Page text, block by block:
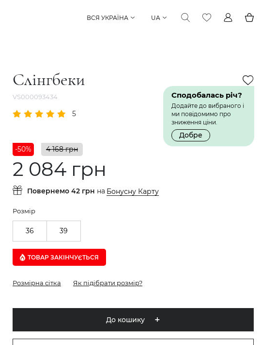
ВСЯ УКРАЇНА UA
Слінгбеки
VS000093434 Сподобалась річ?
Додайте до вибраного і
ми повідомимо про
зниження ціни.
Добре
5 1 Відгук
-50% 4 168 грн
2 084 грн
Повернемо 42 грн на Бонусну Карту
Розмір
36 39
ТОВАР ЗАКІНЧУЄTЬСЯ
Розмірна сітка Як підібрати розмір?
До кошику